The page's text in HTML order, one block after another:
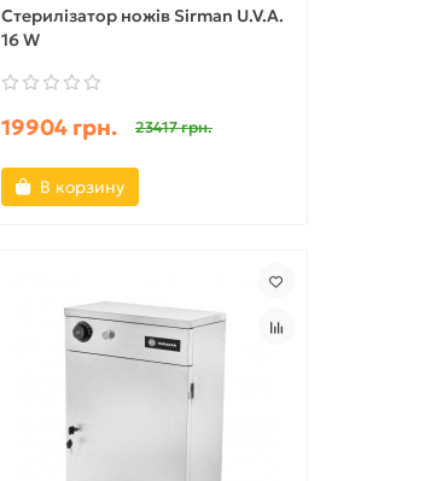
Стерилізатор ножів Sirman U.V.A.
16 W
19904 грн. 23417 грн.
В корзину